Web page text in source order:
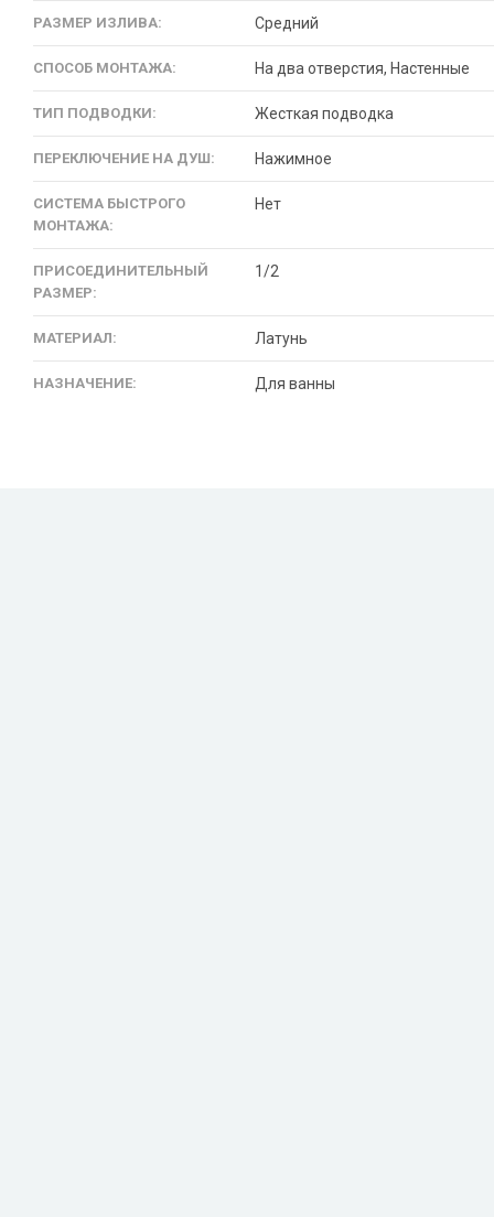
РАЗМЕР ИЗЛИВА: Средний
СПОСОБ МОНТАЖА: На два отверстия, Настенные
ТИП ПОДВОДКИ: Жесткая подводка
ПЕРЕКЛЮЧЕНИЕ НА ДУШ: Нажимное
СИСТЕМА БЫСТРОГО
МОНТАЖА:
Нет
ПРИСОЕДИНИТЕЛЬНЫЙ
РАЗМЕР:
1/2
МАТЕРИАЛ: Латунь
НАЗНАЧЕНИЕ: Для ванны